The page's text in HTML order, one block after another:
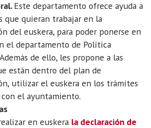
Este departamento ofrece ayuda a
que quieran trabajar en la
del euskera, para poder ponerse en
el departamento de Política
de ello, les propone a las
están dentro del plan de
utilizar el euskera en los trámites
el ayuntamiento.
en euskera la declaración de